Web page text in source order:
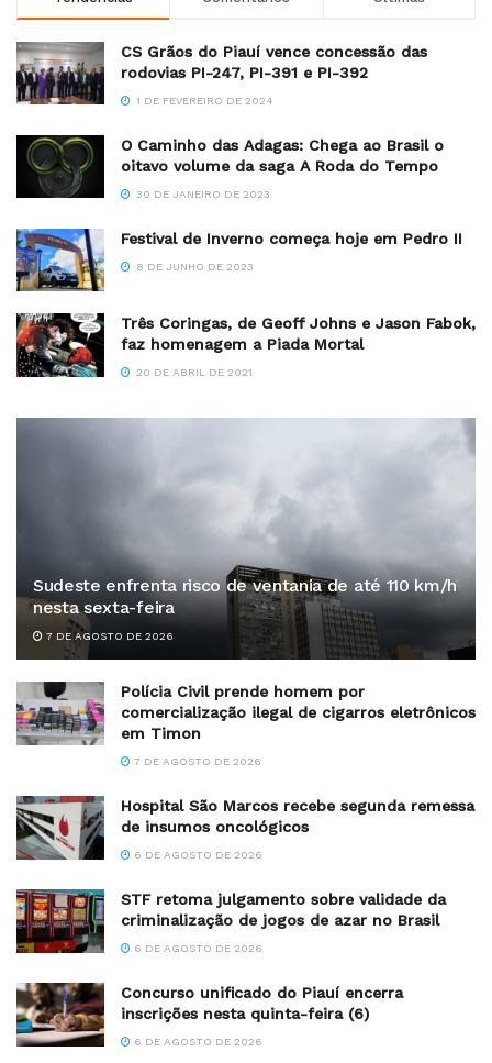
CS Grãos do Piauí vence concessão das
rodovias PI-247, PI-391 e PI-392
1 DE FEVEREIRO DE 2024
O Caminho das Adagas: Chega ao Brasil o
oitavo volume da saga A Roda do Tempo
30 DE JANEIRO DE 2023
Festival de Inverno começa hoje em Pedro II
8 DE JUNHO DE 2023
Três Coringas, de Geoff Johns e Jason Fabok,
faz homenagem a Piada Mortal
20 DE ABRIL DE 2021
Sudeste enfrenta risco de ventania de até 110 km/h
nesta sexta-feira
7 DE AGOSTO DE 2026
Polícia Civil prende homem por
comercialização ilegal de cigarros eletrônicos
em Timon
7 DE AGOSTO DE 2026
Hospital São Marcos recebe segunda remessa
de insumos oncológicos
6 DE AGOSTO DE 2026
STF retoma julgamento sobre validade da
criminalização de jogos de azar no Brasil
6 DE AGOSTO DE 2026
Concurso unificado do Piauí encerra
inscrições nesta quinta-feira (6)
6 DE AGOSTO DE 2026